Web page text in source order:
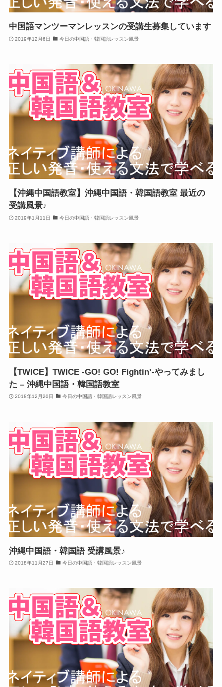
中国語マンツーマンレッスンの受講生募集しています
2019年12月6日 今日の中国語・韓国語レッスン風景
【沖縄中国語教室】沖縄中国語・韓国語教室 最近の
受講風景♪
2019年1月11日 今日の中国語・韓国語レッスン風景
【TWICE】TWICE -GO! GO! Fightin’-やってみまし
た – 沖縄中国語・韓国語教室
2018年12月20日 今日の中国語・韓国語レッスン風景
沖縄中国語・韓国語 受講風景♪
2018年11月27日 今日の中国語・韓国語レッスン風景